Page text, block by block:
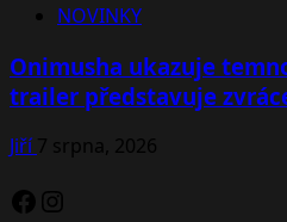
NOVINKY
Onimusha ukazuje
trailer představuje
Jiří7 srpna, 2026
Facebook
Instagram